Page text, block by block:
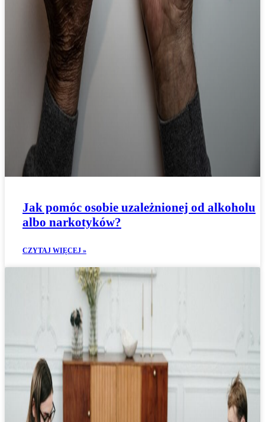
Jak pomóc osobie uzależnionej od alkoholu
albo narkotyków?
CZYTAJ WIĘCEJ »